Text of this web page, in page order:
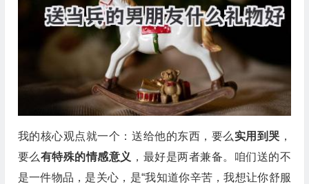
我的核心观点就一个：送给他的东西，要么实用到哭 ，
要么有特殊的情感意义 ，最好是两者兼备。咱们送的不
是一件物品，是关心，是“我知道你辛苦，我想让你舒服